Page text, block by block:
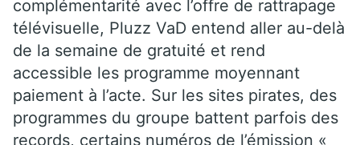
complémentarité avec l’offre de rattrapage
télévisuelle, Pluzz VaD entend aller au-delà
de la semaine de gratuité et rend
accessible les programme moyennant
paiement à l’acte. Sur les sites pirates, des
programmes du groupe battent parfois des
records, certains numéros de l’émission «